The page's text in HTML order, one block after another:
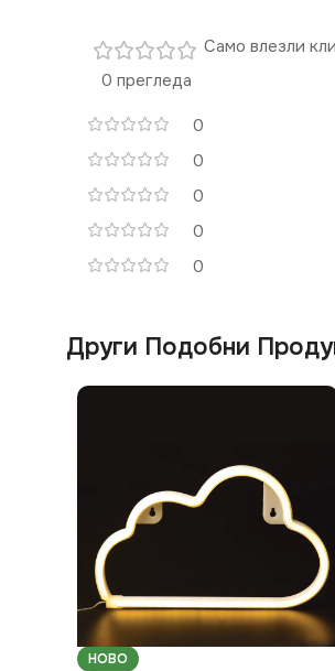
0 прегледа
0
0
0
0
0
Само влезли
Други Подобни
НОВО